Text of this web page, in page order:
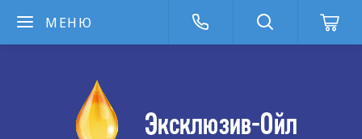
МЕНЮ